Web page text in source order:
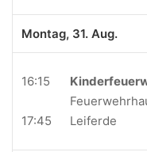
Montag, 31. Aug.
16:15
17:45
Leiferde